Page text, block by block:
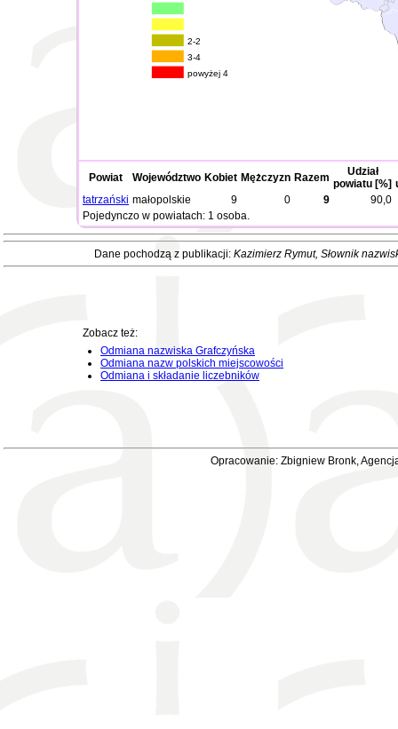
2-2
3-4
powyżej 4
Powiat Województwo Kobiet Mężczyzn Razem
Udział
powiatu [%]
tatrzański małopolskie 9 0 9
90,0
Pojedynczo w powiatach: 1 osoba.
Dane pochodzą z publikacji: Kazimierz Rymut, Słownik
Zobacz też:
Odmiana nazwiska Grafczyńska
Odmiana nazw polskich miejscowości
Odmiana i składanie liczebników
Opracowanie: Zbigniew Bronk,